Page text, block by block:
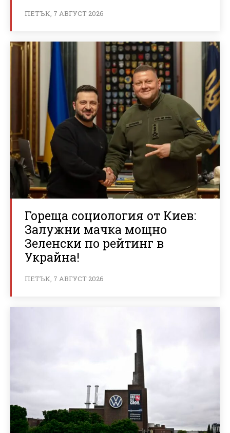
ПЕТЪК, 7 АВГУСТ 2026
Гореща социология от Киев:
Залужни мачка мощно
Зеленски по рейтинг в
Украйна!
ПЕТЪК, 7 АВГУСТ 2026